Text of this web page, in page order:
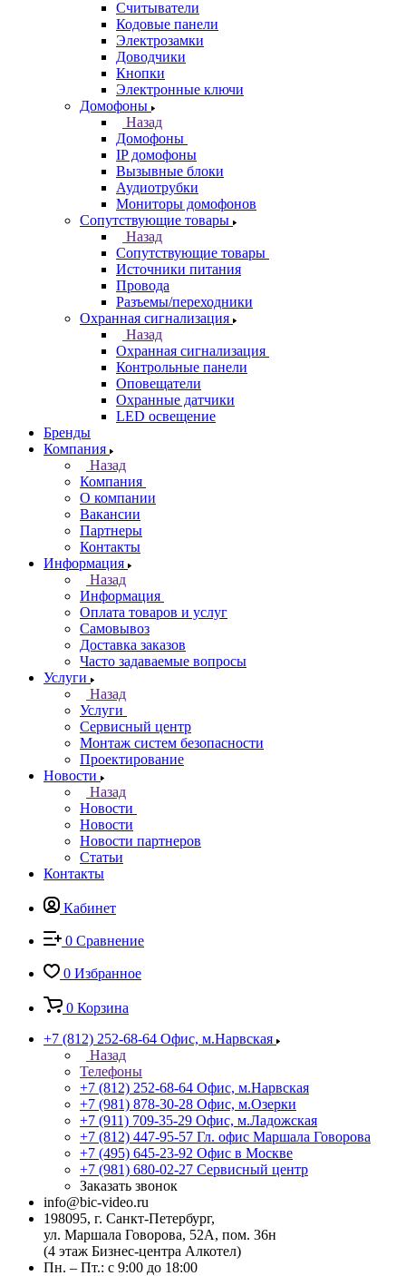
Считыватели
Кодовые панели
Электрозамки
Доводчики
Кнопки
Электронные ключи
Домофоны
Назад
Домофоны
IP домофоны
Вызывные блоки
Аудиотрубки
Мониторы домофонов
Сопутствующие товары
Назад
Сопутствующие товары
Источники питания
Провода
Разъемы/переходники
Охранная сигнализация
Назад
Охранная сигнализация
Контрольные панели
Оповещатели
Охранные датчики
LED освещение
Бренды
Компания
Назад
Компания
О компании
Вакансии
Партнеры
Контакты
Информация
Назад
Информация
Оплата товаров и услуг
Самовывоз
Доставка заказов
Часто задаваемые вопросы
Услуги
Назад
Услуги
Сервисный центр
Монтаж систем безопасности
Проектирование
Новости
Назад
Новости
Новости
Новости партнеров
Статьи
Контакты
Кабинет
0 Сравнение
0 Избранное
0 Корзина
+7 (812) 252-68-64 Офис, м.Нарвская
Назад
Телефоны
+7 (812) 252-68-64 Офис, м.Нарвская
+7 (981) 878-30-28 Офис, м.Озерки
+7 (911) 709-35-29 Офис, м.Ладожская
+7 (812) 447-95-57 Гл. офис Маршала Говорова
+7 (495) 645-23-92 Офис в Москве
+7 (981) 680-02-27 Сервисный центр
Заказать звонок
info@bic-video.ru
198095, г. Санкт-Петербург,
ул. Маршала Говорова, 52А, пом. 36н
(4 этаж Бизнес-центра Алкотел)
Пн. – Пт.: с 9:00 до 18:00